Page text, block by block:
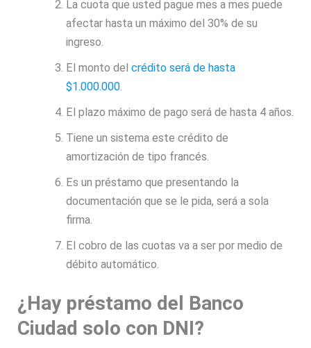
La cuota que usted pague mes a mes puede
afectar hasta un máximo del 30% de su
ingreso.
El monto del crédito será de hasta
$1.000.000.
El plazo máximo de pago será de hasta 4 años.
Tiene un sistema este crédito de
amortización de tipo francés.
Es un préstamo que presentando la
documentación que se le pida, será a sola
firma.
El cobro de las cuotas va a ser por medio de
débito automático.
¿Hay préstamo del Banco
Ciudad solo con DNI?